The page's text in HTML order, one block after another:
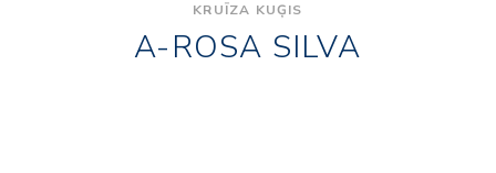
KRUĪZA KUĢIS
A-ROSA SILVA